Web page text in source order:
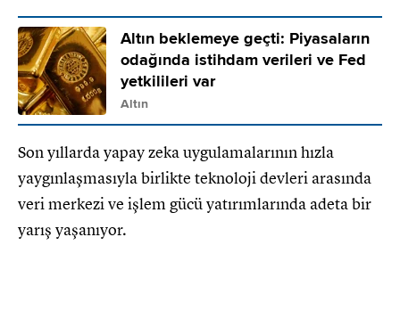
Altın beklemeye geçti: Piyasaların
odağında istihdam verileri ve Fed
yetkilileri var
Altın
Son yıllarda yapay zeka uygulamalarının hızla
yaygınlaşmasıyla birlikte teknoloji devleri arasında
veri merkezi ve işlem gücü yatırımlarında adeta bir
yarış yaşanıyor.